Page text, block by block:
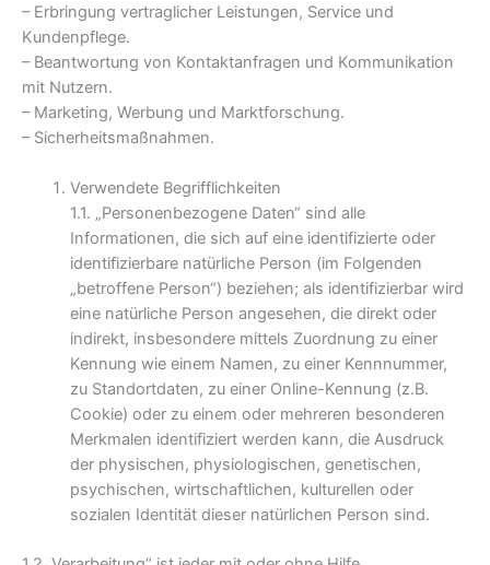
– Erbringung vertraglicher Leistungen, Service und
Kundenpflege.
– Beantwortung von Kontaktanfragen und Kommunikation
mit Nutzern.
– Marketing, Werbung und Marktforschung.
– Sicherheitsmaßnahmen.
Verwendete Begrifflichkeiten
1.1. „Personenbezogene Daten“ sind alle
Informationen, die sich auf eine identifizierte oder
identifizierbare natürliche Person (im Folgenden
„betroffene Person“) beziehen; als identifizierbar wird
eine natürliche Person angesehen, die direkt oder
indirekt, insbesondere mittels Zuordnung zu einer
Kennung wie einem Namen, zu einer Kennnummer,
zu Standortdaten, zu einer Online-Kennung (z.B.
Cookie) oder zu einem oder mehreren besonderen
Merkmalen identifiziert werden kann, die Ausdruck
der physischen, physiologischen, genetischen,
psychischen, wirtschaftlichen, kulturellen oder
sozialen Identität dieser natürlichen Person sind.